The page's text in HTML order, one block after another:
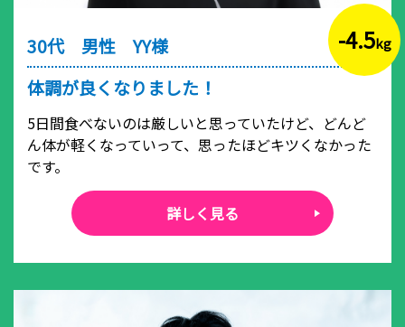
-4.5kg
30代 男性 YY様
体調が良くなりました！
5日間食べないのは厳しいと思っていたけど、どんど
ん体が軽くなっていって、思ったほどキツくなかった
です。
詳しく見る